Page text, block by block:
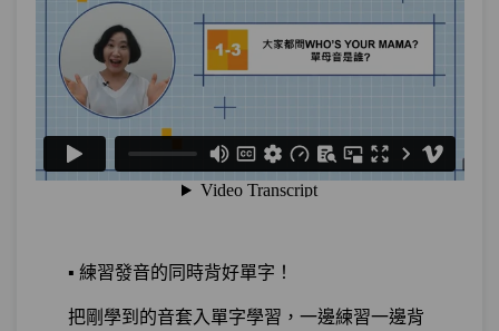
單元2 韓文基本功1：我是蔡伊婷
22:05
試看
作業1 自我介紹
測驗1 隨堂小考1
測驗2 隨堂小考2
單元4 韓文基本功3：葛格你好帥 22:36
▪️ 練習發音的同時背好單字！
把剛學到的音套入單字學習，一邊練習一邊背